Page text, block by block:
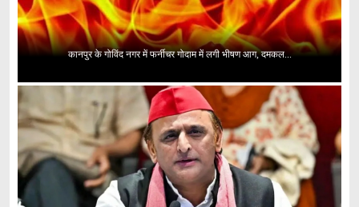
कानपुर के गोविंद नगर में फर्नीचर गोदाम में लगी भीषण आग, दमकल...